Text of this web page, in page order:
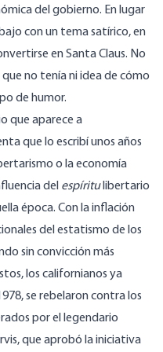
del gobierno. En lugar
con un tema satírico, en
en Santa Claus. No
que no tenía ni idea de cómo
de humor.
que aparece a
que lo escribí unos años
o la economía
del espíritulibertario
época. Con la inflación
del estatismo de los
sin convicción más
los californianos ya
se rebelaron contra los
por el legendario
, que aprobó la iniciativa